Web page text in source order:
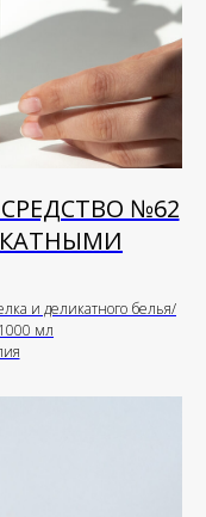
№62
и деликатного белья/
мл